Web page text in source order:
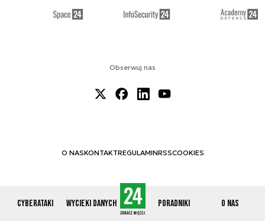
Cyberataki Wycieki danych Poradniki O nas
Obserwuj nas
O NASKONTAKTREGULAMINRSSCOOKIES
© 2012-2026 CYBERDEFENCE24